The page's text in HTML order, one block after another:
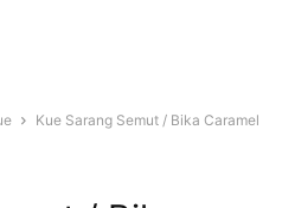
Kue Sarang Semut / Bika Caramel